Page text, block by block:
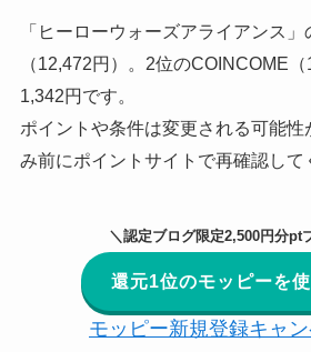
「ヒーローウォーズアライアンス
（12,472円）。2位のCOINCOME
1,342円です。
ポイントや条件は変更される可能性
み前にポイントサイトで再確認して
＼認定ブログ限定2,500円分pt
還元1位のモッピーを
モッピー新規登録キャ